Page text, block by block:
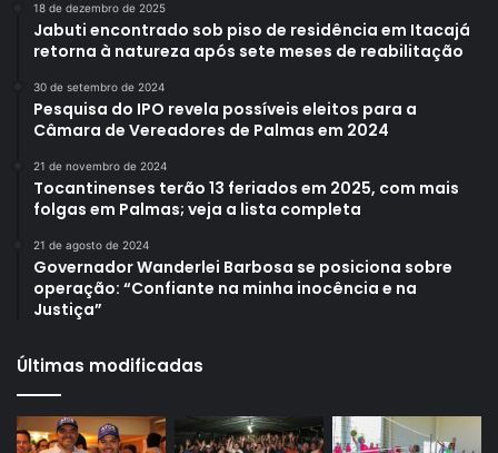
18 de dezembro de 2025
Jabuti encontrado sob piso de residência em Itacajá
retorna à natureza após sete meses de reabilitação
30 de setembro de 2024
Pesquisa do IPO revela possíveis eleitos para a
Câmara de Vereadores de Palmas em 2024
21 de novembro de 2024
Tocantinenses terão 13 feriados em 2025, com mais
folgas em Palmas; veja a lista completa
21 de agosto de 2024
Governador Wanderlei Barbosa se posiciona sobre
operação: “Confiante na minha inocência e na
Justiça”
Últimas modificadas